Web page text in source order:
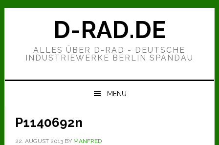
Zur
Hauptnavigation
Zum
Zur
D-RAD.DE
ALLES ÜBER D-RAD - DEUTSCHE
INDUSTRIEWERKE BERLIN SPANDAU
MENU
P1140692n
22. AUGUST 2013BY MANFRED